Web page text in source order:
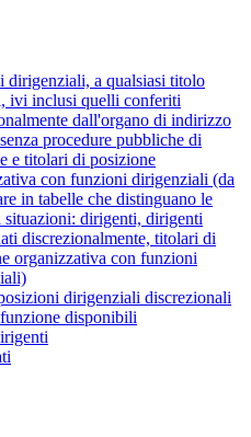
dirigenziali, a qualsiasi titolo
ivi inclusi quelli conferiti
dall'organo di indirizzo
procedure pubbliche di
e titolari di posizione
con funzioni dirigenziali (da
in tabelle che distinguano le
situazioni: dirigenti, dirigenti
discrezionalmente, titolari di
organizzativa con funzioni
dirigenziali discrezionali
disponibili